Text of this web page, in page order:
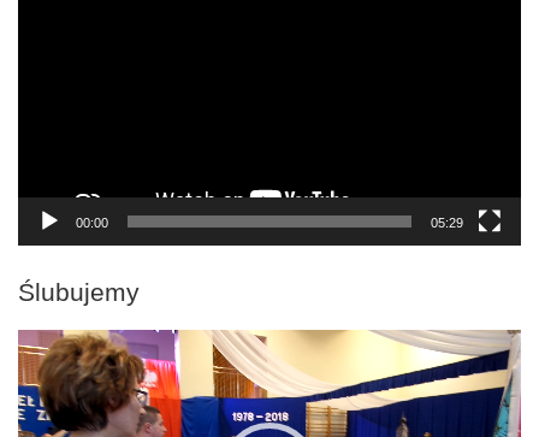
00:00 05:29
Ślubujemy
Odtwarzacz
video